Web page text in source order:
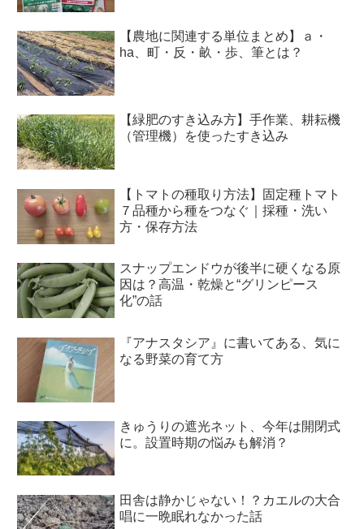
【農地に関連する単位まとめ】ａ・
ha、町・反・畝・歩、筆とは？
【緑肥のすき込み方】手作業、耕耘機
（管理機）を使ったすき込み
【トマトの種取り方法】固定種トマト
７品種から種をつなぐ｜採種・洗い
方・保存方法
スナップエンドウが後半に硬くなる原
因は？高温・乾燥と“グリンピース
化”の話
『アナスタシア』に書いてある、気に
なる野菜の育て方
きゅうりの遮光ネット、今年は開閉式
に。設置時期の悩みも解消？
田舎は静かじゃない！？カエルの大合
唱に一晩眠れなかった話